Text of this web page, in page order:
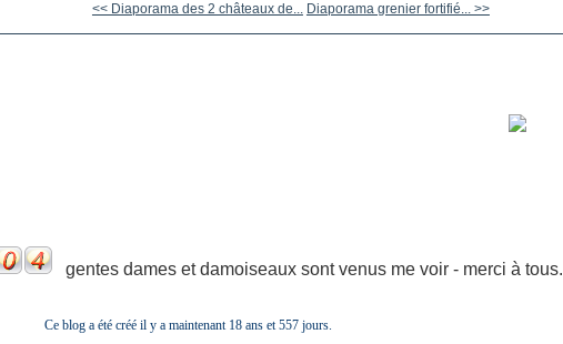
<< Diaporama des 2 châteaux de... Diaporama grenier fortifié... >>
gentes dames et damoiseaux sont venus me voir - merci à tous.
Ce blog a été créé il y a maintenant 18 ans et557 jours.